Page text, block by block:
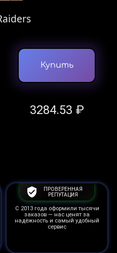
Купить
3284.53 ₽
ПРОВЕРЕННАЯ
РЕПУТАЦИЯ
С 2013 года оформили тысячи
заказов — нас ценят за
надёжность и самый удобный
сервис